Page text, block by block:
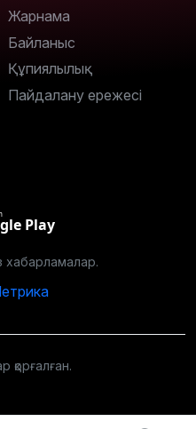
Жарнама
Байланыс
Құпиялылық
Пайдалану ережесі
Play
хабарламалар.
қорғалған.